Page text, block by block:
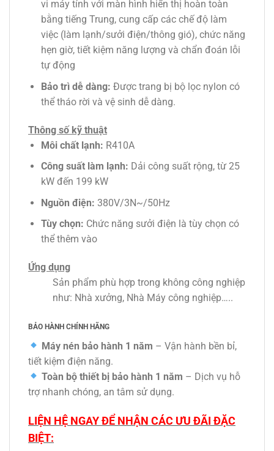
vi máy tính với màn hình hiển thị hoàn toàn
bằng tiếng Trung, cung cấp các chế độ làm
việc (làm lạnh/sưởi điện/thông gió), chức năng
hẹn giờ, tiết kiệm năng lượng và chẩn đoán lỗi
tự động
Bảo trì dễ dàng: Được trang bị bộ lọc nylon có
thể tháo rời và vệ sinh dễ dàng.
Thông số kỹ thuật
Môi chất lạnh: R410A
Công suất làm lạnh: Dải công suất rộng, từ 25
kW đến 199 kW
Nguồn điện: 380V/3N~/50Hz
Tùy chọn: Chức năng sưởi điện là tùy chọn có
thể thêm vào
Ứng dụng
Sản phẩm phù hợp trong không công nghiệp
như: Nhà xưởng, Nhà Máy công nghiệp…..
BẢO HÀNH CHÍNH HÃNG
Máy nén bảo hành 1 năm – Vận hành bền bỉ,
tiết kiệm điện năng.
Toàn bộ thiết bị bảo hành 1 năm – Dịch vụ hỗ
trợ nhanh chóng, an tâm sử dụng.
LIỆN HỆ NGAY ĐỂ NHẬN CÁC ƯU ĐÃI ĐẶC
BIỆT: